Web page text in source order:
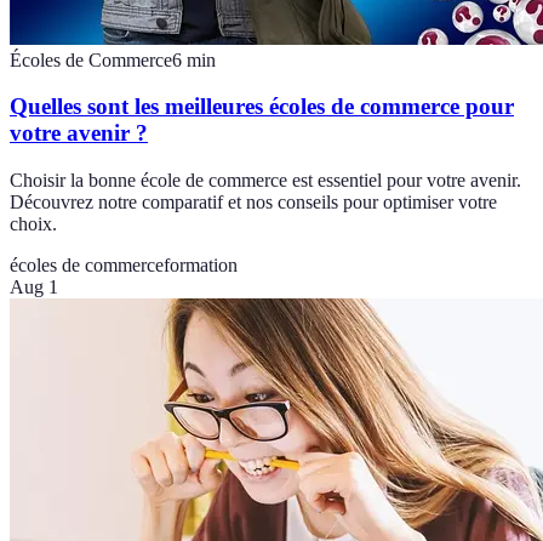
Écoles de Commerce6 min
Quelles sont les meilleures écoles de commerce pour
votre avenir ?
Choisir la bonne école de commerce est essentiel pour votre avenir.
Découvrez notre comparatif et nos conseils pour optimiser votre
choix.
écoles de commerceformation
Aug 1